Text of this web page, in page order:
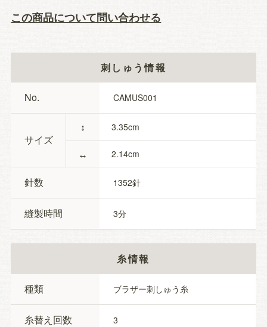
この商品について問い合わせる
刺しゅう情報
No. CAMUS001
サイズ
↕
↔
3.35
2.14
針数 1352
縫製時間 3
糸情報
種類 ブラザー刺しゅう糸
糸替え回数 3